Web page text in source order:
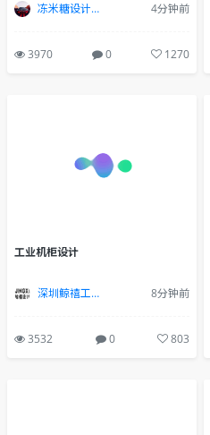
冻米糖设计工作室 4分钟前
3970 0 1270
工业机柜设计
深圳鲸禧工业设计公司 8分钟前
3532 0 803